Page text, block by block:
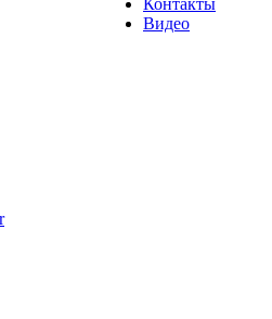
Контакты
Видео